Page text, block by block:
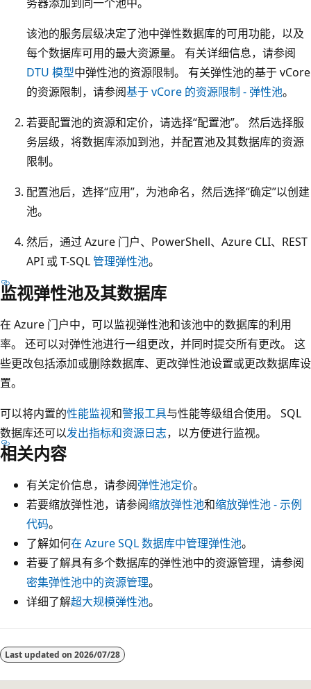
该池的服务层级决定了池中弹性数据库的可用功能，以及
每个数据库可用的最大资源量。 有关详细信息，请参阅
DTU 模型中弹性池的资源限制。 有关弹性池的基于 vCore
的资源限制，请参阅基于 vCore 的资源限制 - 弹性池。
若要配置池的资源和定价，请选择“配置池”。 然后选择服
务层级，将数据库添加到池，并配置池及其数据库的资源
限制。
配置池后，选择“应用”，为池命名，然后选择“确定”以创建
池。
然后，通过 Azure 门户、PowerShell、Azure CLI、REST
API 或 T-SQL 管理弹性池。
监视弹性池及其数据库
在 Azure 门户中，可以监视弹性池和该池中的数据库的利用
率。 还可以对弹性池进行一组更改，并同时提交所有更改。 这
些更改包括添加或删除数据库、更改弹性池设置或更改数据库设
置。
可以将内置的性能监视和警报工具与性能等级组合使用。 SQL
数据库还可以发出指标和资源日志，以方便进行监视。
相关内容
有关定价信息，请参阅弹性池定价。
若要缩放弹性池，请参阅缩放弹性池和缩放弹性池 - 示例
代码。
了解如何在 Azure SQL 数据库中管理弹性池。
若要了解具有多个数据库的弹性池中的资源管理，请参阅
密集弹性池中的资源管理。
详细了解超大规模弹性池。
Last updated on 2026/07/28